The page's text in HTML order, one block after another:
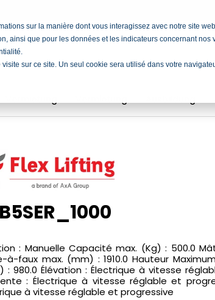
sur la manière dont vous interagissez avec notre site
que pour les données et les indicateurs concernant nos
sur ce site. Un seul cookie sera utilisé dans votre
: Manuelle Capacité max. (Kg) : 500.0
à-faux max. (mm) : 1910.0 Hauteur
: 980.0 Élévation : Électrique à vitesse
: Électrique à vitesse réglable et
à vitesse réglable et progressive